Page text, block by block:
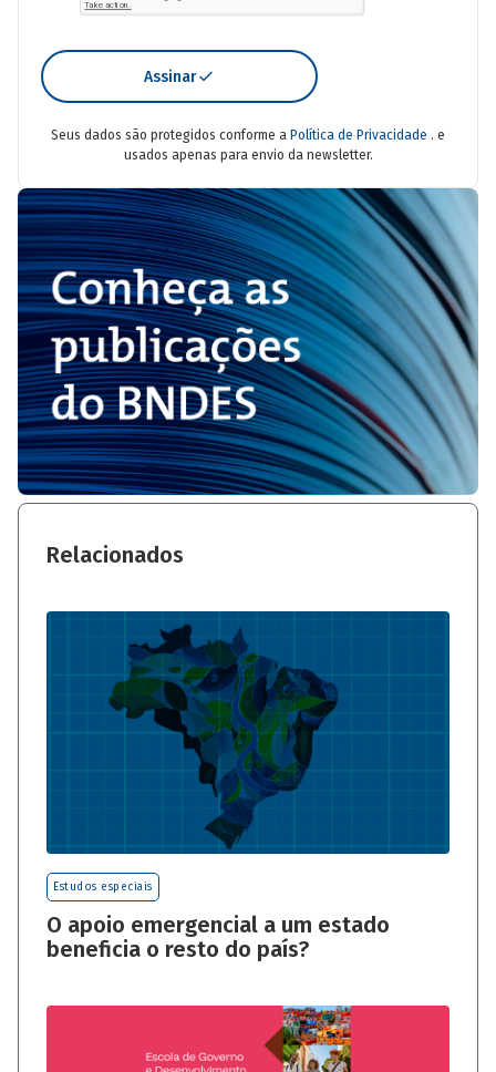
Assinar
Seus dados são protegidos conforme a Política de Privacidade . e
usados apenas para envio da newsletter.
Relacionados
Estudos especiais
O apoio emergencial a um estado
beneficia o resto do país?